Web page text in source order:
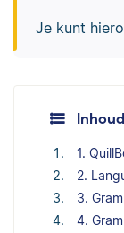
Je kunt
1.
2.
3.
4.